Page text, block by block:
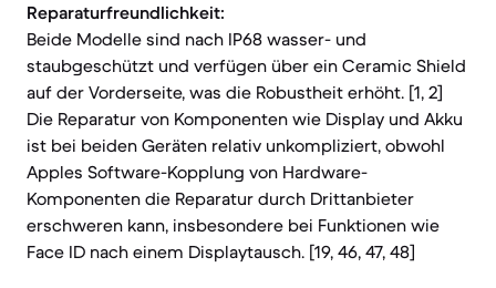
Reparaturfreundlichkeit:
Beide Modelle sind nach IP68 wasser- und
staubgeschützt und verfügen über ein Ceramic Shield
auf der Vorderseite, was die Robustheit erhöht. [1, 2]
Die Reparatur von Komponenten wie Display und Akku
ist bei beiden Geräten relativ unkompliziert, obwohl
Apples Software-Kopplung von Hardware-
Komponenten die Reparatur durch Drittanbieter
erschweren kann, insbesondere bei Funktionen wie
Face ID nach einem Displaytausch. [19, 46, 47, 48]